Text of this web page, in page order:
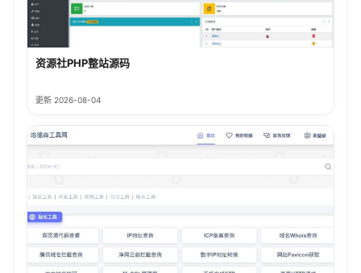
资源社PHP整站源码
更新 2026-08-04